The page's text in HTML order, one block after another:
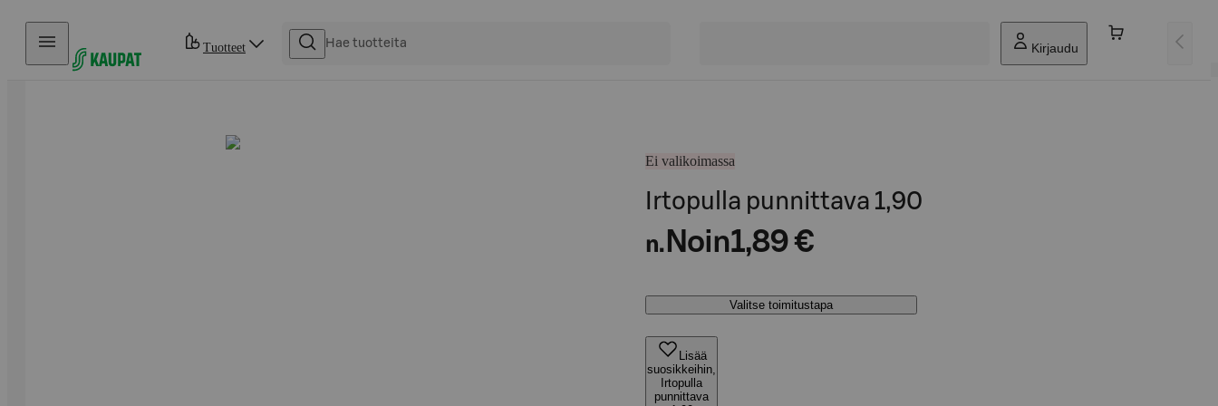
Hyppää sisältöön
Tuotteet Kirjaudu
Ei valikoimassa
Irtopulla punnittava 1,90
n. Noin1,89 €
Valitse toimitustapa
Lisää
suosikkeihin,
Irtopulla
punnittava